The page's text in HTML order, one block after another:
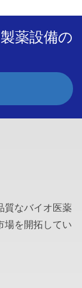
薬設備の
質なバイオ医薬
場を開拓してい